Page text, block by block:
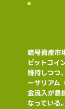
暗号資産市
ビットコイ
維持しつつ
ーサリアム
金流入が急
なっている。